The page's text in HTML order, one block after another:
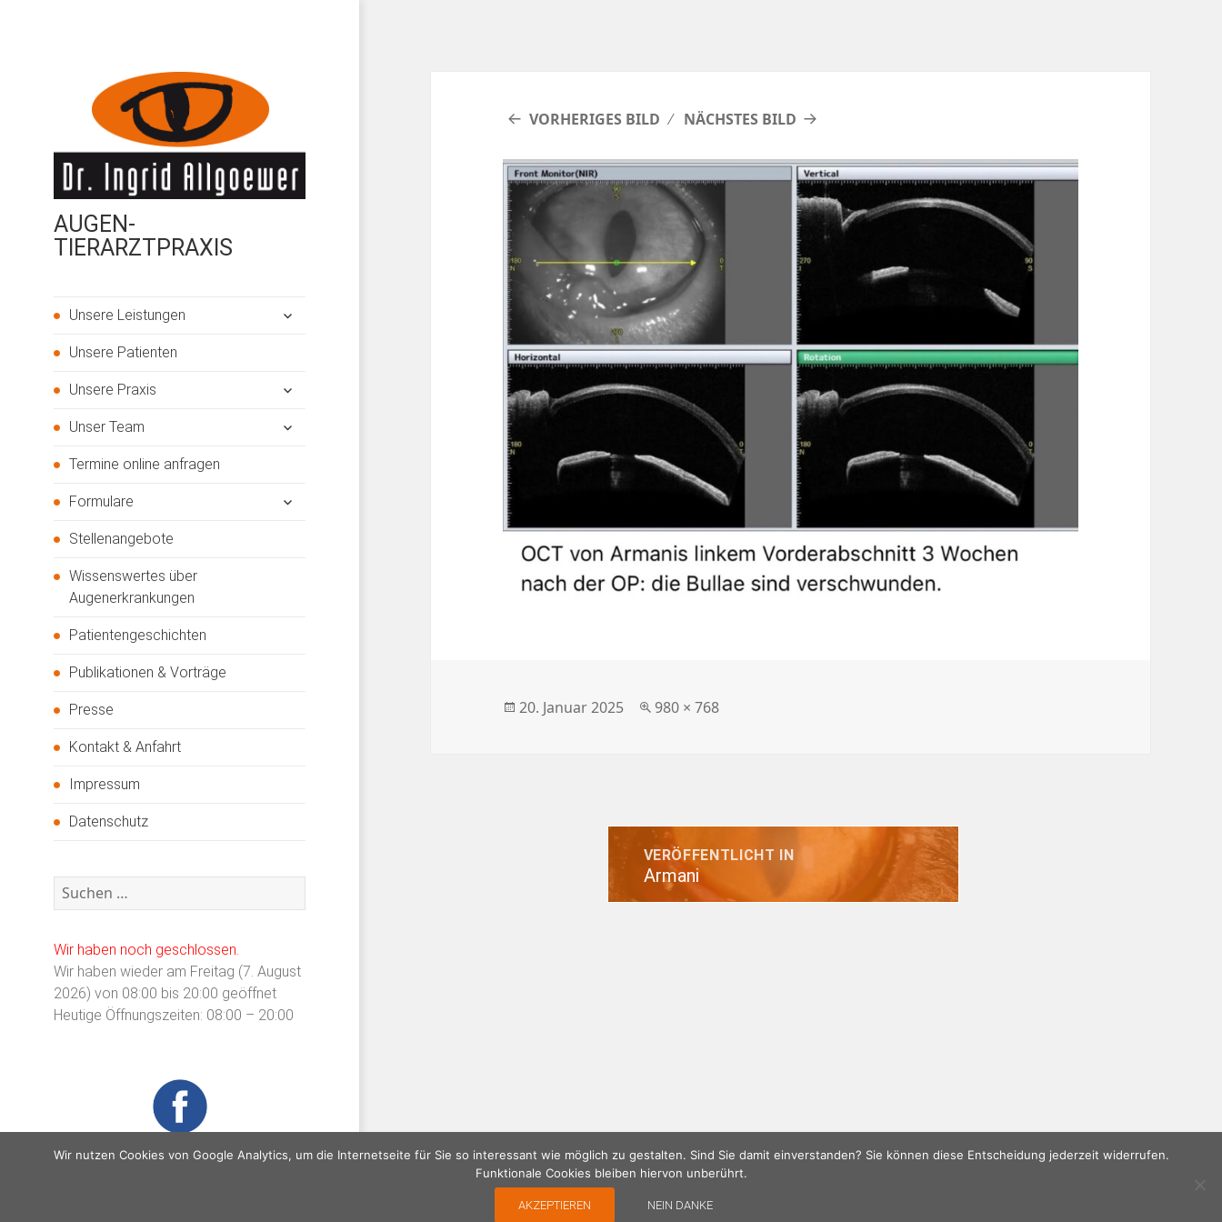
AUGEN-
TIERARZTPRAXIS
Unsere Leistungen
untermenü
Unsere Patienten
Unsere Praxis
untermenü
Unser Team
untermenü
Termine online anfragen
Formulare
untermenü
Stellenangebote
Wissenswertes über
Augenerkrankungen
Patientengeschichten
Publikationen & Vorträge
Presse
Kontakt & Anfahrt
Impressum
Datenschutz
Suchen
nach:
Wir haben noch geschlossen.
Wir haben wieder am Freitag (7. August
2026) von 08:00 bis 20:00 geöffnet
Heutige Öffnungszeiten: 08:00 – 20:00
VORHERIGES BILD NÄCHSTES BILD
Veröffentlicht
20. Januar 2025 Originalgröße
980 × 768
VERÖFFENTLICHT IN
Armani
Wir nutzen Cookies von Google Analytics, um die Internetseite für Sie so interessant wie möglich zu gestalten. Sind Sie damit einverstanden? Sie können diese Entscheidung jederzeit widerrufen.
Funktionale Cookies bleiben hiervon unberührt.
AKZEPTIEREN NEIN DANKE